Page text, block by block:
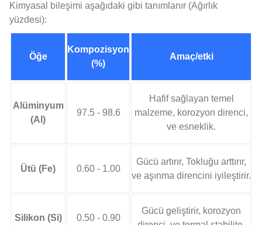
Kimyasal bileşimi aşağıdaki gibi tanımlanır (Ağırlık
yüzdesi):
Öğe
Kompozisyon
(%)
Amaç/etki
Alüminyum
(Al)
97.5 - 98.6
Hafif sağlayan temel
malzeme, korozyon direnci,
ve esneklik.
Ütü (Fe) 0.60 - 1.00
Gücü artırır, Tokluğu arttırır,
ve aşınma direncini iyileştirir.
Silikon (Si) 0.50 - 0.90
Gücü geliştirir, korozyon